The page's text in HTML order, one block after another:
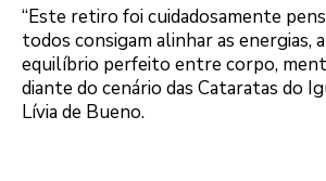
“Este retiro foi cuidadosamente
todos consigam alinhar as energias,
equilíbrio perfeito entre corpo,
diante do cenário das Cataratas do
Lívia de Bueno.